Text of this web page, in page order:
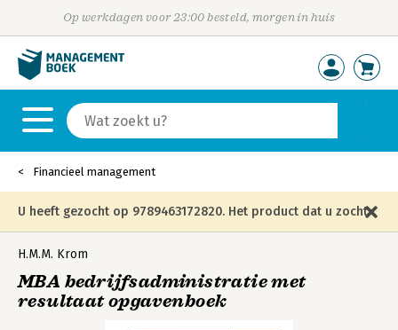
Op werkdagen voor 23:00 besteld, morgen in huis
Financieel management
U heeft gezocht op 9789463172820. Het product dat u zocht
is niet meer in die editie leverbaar en is vervangen door de
onderstaande editie.
H.M.M. Krom
MBA bedrijfsadministratie met
resultaat opgavenboek